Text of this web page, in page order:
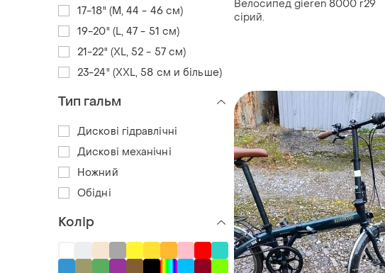
Велосипед gieren 8000 r29
сірий.
17-18" (M, 44 - 46 см)
19-20" (L, 47 - 51 см)
21-22" (XL, 52 - 57 см)
23-24" (XXL, 58 см и більше)
Тип гальм
Дискові гідравлічні
Дискові механічні
Ножний
Обідні
Колір